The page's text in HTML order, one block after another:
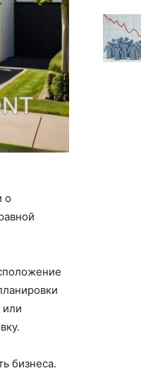
о
или
бизнеса.